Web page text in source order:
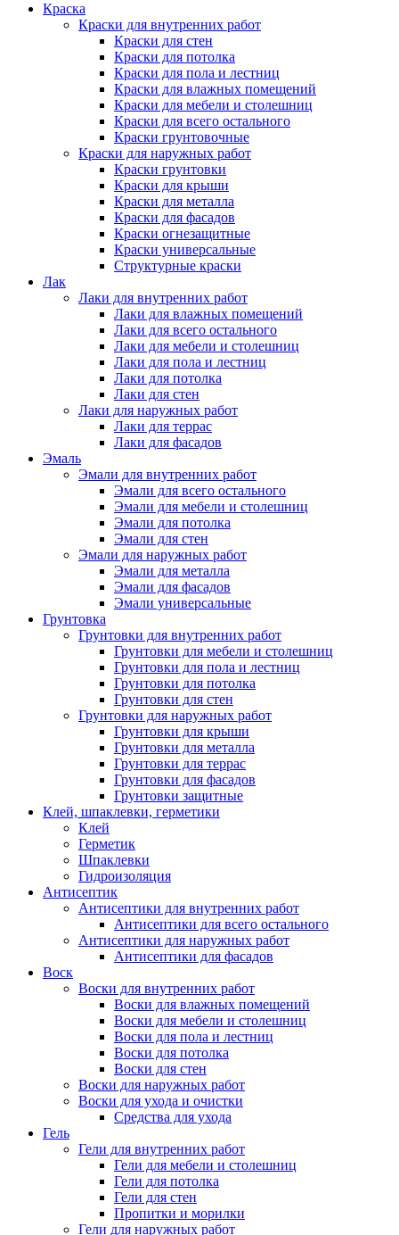
Краска
Краски для внутренних работ
Краски для стен
Краски для потолка
Краски для пола и лестниц
Краски для влажных помещений
Краски для мебели и столешниц
Краски для всего остального
Краски грунтовочные
Краски для наружных работ
Краски грунтовки
Краски для крыши
Краски для металла
Краски для фасадов
Краски огнезащитные
Краски универсальные
Структурные краски
Лак
Лаки для внутренних работ
Лаки для влажных помещений
Лаки для всего остального
Лаки для мебели и столешниц
Лаки для пола и лестниц
Лаки для потолка
Лаки для стен
Лаки для наружных работ
Лаки для террас
Лаки для фасадов
Эмаль
Эмали для внутренних работ
Эмали для всего остального
Эмали для мебели и столешниц
Эмали для потолка
Эмали для стен
Эмали для наружных работ
Эмали для металла
Эмали для фасадов
Эмали универсальные
Грунтовка
Грунтовки для внутренних работ
Грунтовки для мебели и столешниц
Грунтовки для пола и лестниц
Грунтовки для потолка
Грунтовки для стен
Грунтовки для наружных работ
Грунтовки для крыши
Грунтовки для металла
Грунтовки для террас
Грунтовки для фасадов
Грунтовки защитные
Клей, шпаклевки, герметики
Клей
Герметик
Шпаклевки
Гидроизоляция
Антисептик
Антисептики для внутренних работ
Антисептики для всего остального
Антисептики для наружных работ
Антисептики для фасадов
Воск
Воски для внутренних работ
Воски для влажных помещений
Воски для мебели и столешниц
Воски для пола и лестниц
Воски для потолка
Воски для стен
Воски для наружных работ
Воски для ухода и очистки
Средства для ухода
Гель
Гели для внутренних работ
Гели для мебели и столешниц
Гели для потолка
Гели для стен
Пропитки и морилки
Гели для наружных работ